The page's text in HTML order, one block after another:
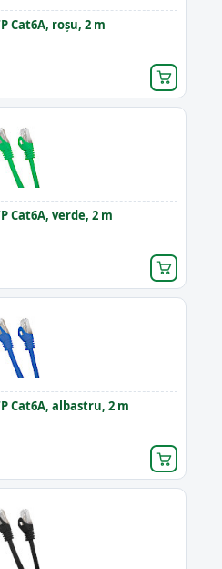
Cat6A, roșu, 2 m
Cat6A, verde, 2 m
Cat6A, albastru, 2 m